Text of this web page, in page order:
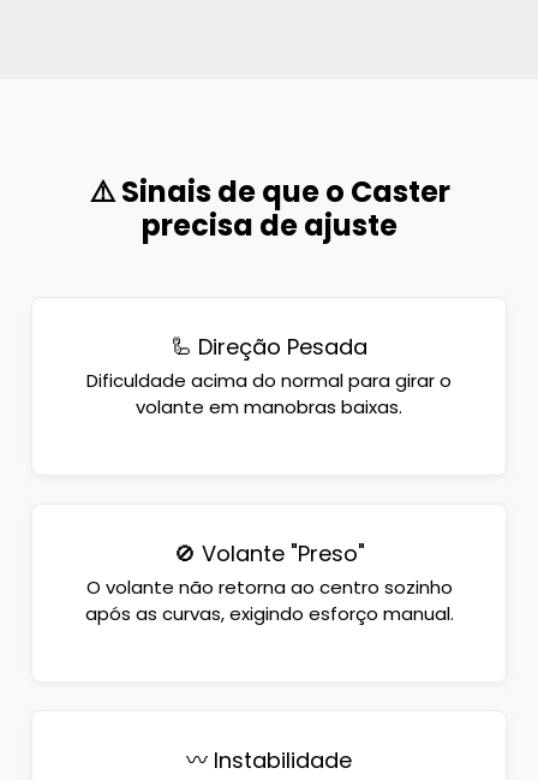
⚠️ Sinais de que o Caster
precisa de ajuste
🦾 Direção Pesada
Dificuldade acima do normal para girar o
volante em manobras baixas.
🚫 Volante "Preso"
O volante não retorna ao centro sozinho
após as curvas, exigindo esforço manual.
〰️ Instabilidade